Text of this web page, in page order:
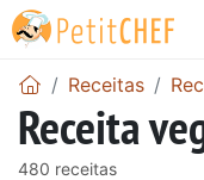
Receitas
Receita
480 receitas